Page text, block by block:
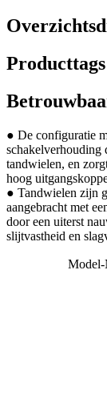
Producttags
● De configuratie
schakelverhouding
tandwielen, en
hoog
● Tandwielen zijn
aangebracht met
door een uiterst
slijtvastheid en
Model-